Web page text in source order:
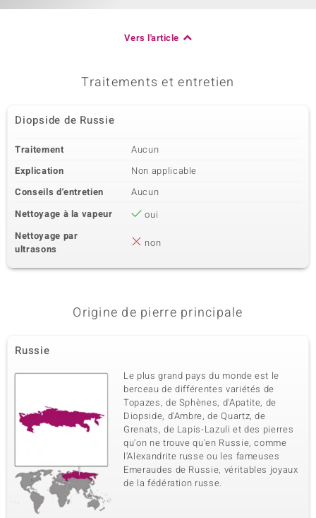
Vers l'article
Traitements et entretien
Diopside de Russie
Traitement
Aucun
Explication
Non applicable
Conseils d'entretien
Aucun
Nettoyage à la vapeur
oui
Nettoyage par
ultrasons
non
Origine de pierre principale
Russie
Le plus grand pays du monde est le
berceau de différentes variétés de
Topazes, de Sphènes, d'Apatite, de
Diopside, d'Ambre, de Quartz, de
Grenats, de Lapis-Lazuli et des pierres
qu'on ne trouve qu'en Russie, comme
l'Alexandrite russe ou les fameuses
Emeraudes de Russie, véritables joyaux
de la fédération russe.